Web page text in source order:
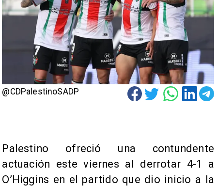
@CDPalestinoSADP
Palestino ofreció una contundente
actuación este viernes al derrotar 4-1 a
O’Higgins en el partido que dio inicio a la